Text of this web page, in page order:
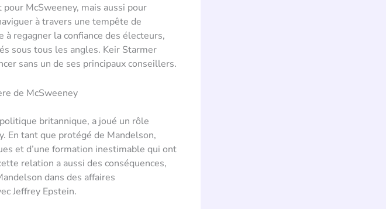
McSweeney, mais aussi pour
à travers une tempête de
regagner la confiance des électeurs,
sous tous les angles. Keir Starmer
sans un de ses principaux conseillers.
de McSweeney
britannique, a joué un rôle
En tant que protégé de Mandelson,
et d’une formation inestimable qui ont
relation a aussi des conséquences,
dans des affaires
Jeffrey Epstein.